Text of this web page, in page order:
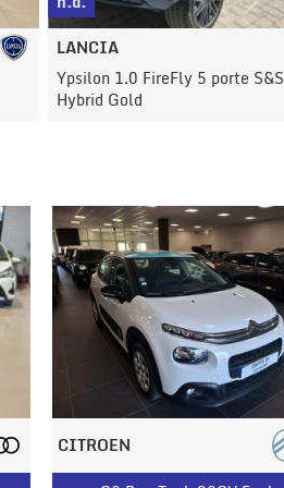
LANCIA
Ypsilon 1.0 FireFly 5 porte S&S
Hybrid Gold
CITROEN